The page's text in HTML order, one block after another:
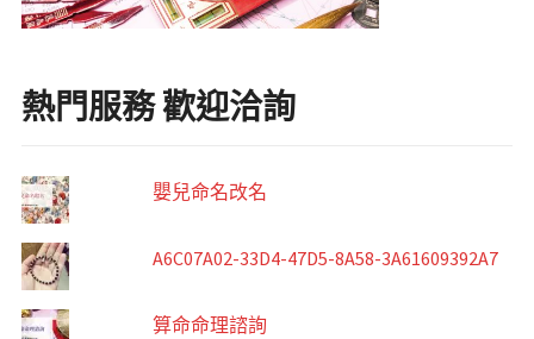
熱門服務 歡迎洽詢
嬰兒命名改名
A6C07A02-33D4-47D5-8A58-3A61609392A7
算命命理諮詢